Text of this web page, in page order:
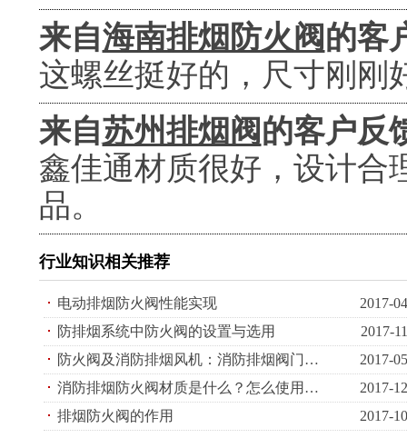
来自海南排烟防火阀的客
这螺丝挺好的，尺寸刚刚
来自苏州排烟阀的客户反
鑫佳通材质很好，设计合
品。
行业知识相关推荐
电动排烟防火阀性能实现
2017-
防排烟系统中防火阀的设置与选用
2017-
防火阀及消防排烟风机：消防排烟阀门及消防排烟风机产品工厂检查要点
2017-
消防排烟防火阀材质是什么？怎么使用和安装？
2017-
排烟防火阀的作用
2017-